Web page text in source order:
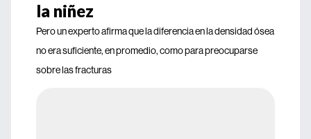
la niñez
Pero un experto afirma que la diferencia en la densidad ósea
no era suficiente, en promedio, como para preocuparse
sobre las fracturas